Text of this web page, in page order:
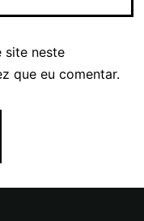
site neste
que eu comentar.